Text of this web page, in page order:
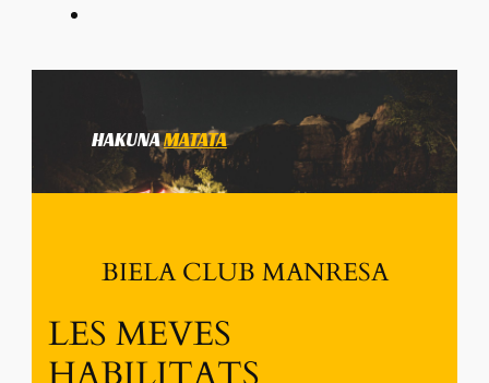
HAKUNAMATATA
BIELA CLUB MANRESA
LES MEVES